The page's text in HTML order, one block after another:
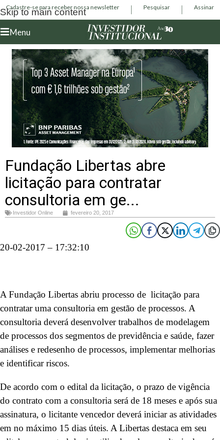
Skip to main content
Cadastre-se para receber nossa newsletter Pesquisar Assinar
Menu
Fundação Libertas abre
licitação para contratar
consultoria em ge...
Investidor Online fevereiro 20, 2017
20-02-2017 – 17:32:10
A Fundação Libertas abriu processo de licitação para
contratar uma consultoria em gestão de processos. A
consultoria deverá desenvolver trabalhos de modelagem
de processos dos segmentos de previdência e saúde, fazer
análises e redesenho de processos, implementar melhorias
e identificar riscos.
De acordo com o edital da licitação, o prazo de vigência
do contrato com a consultoria será de 18 meses e após sua
assinatura, o licitante vencedor deverá iniciar as atividades
em no máximo 15 dias úteis. A Libertas destaca em seu